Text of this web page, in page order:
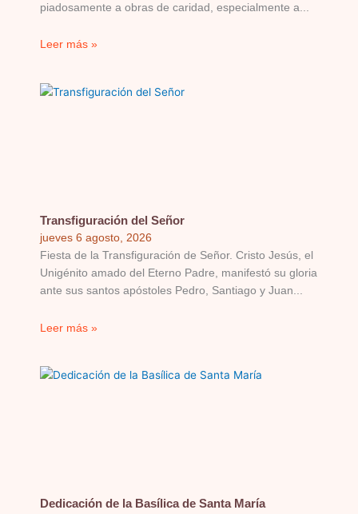
piadosamente a obras de caridad, especialmente a
Leer más »
Transfiguración del Señor
jueves 6 agosto, 2026
Fiesta de la Transfiguración de Señor. Cristo Jesús, el
Unigénito amado del Eterno Padre, manifestó su gloria
ante sus santos apóstoles Pedro, Santiago y Juan
Leer más »
Dedicación de la Basílica de Santa María